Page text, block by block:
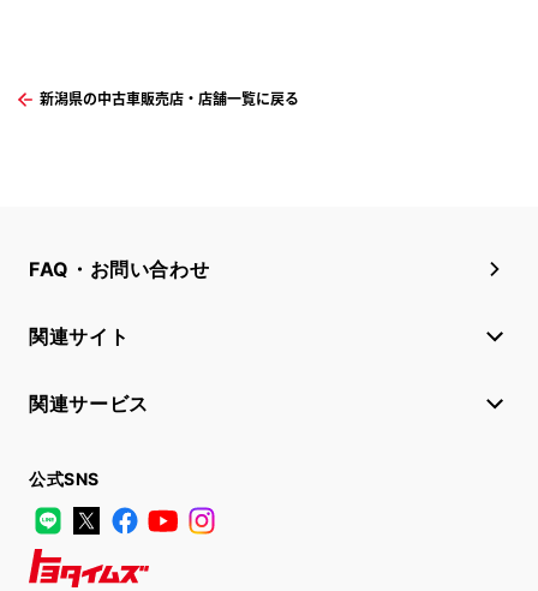
新潟県の中古車販売店・店舗一覧に戻る
FAQ・お問い合わせ
関連サイト
関連サービス
公式SNS
LINE
X FacebookYouTube